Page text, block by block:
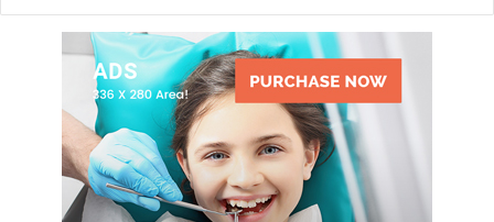
چند پیشنهاد:
کتاب خواندن
دمنوش سبک
چند نفس عمیق
حمام ولرم
موزیک آرام